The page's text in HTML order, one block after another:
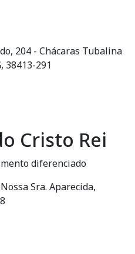
204 - Chácaras Tubalina
38413-291
Cristo Rei
diferenciado
Sra. Aparecida,